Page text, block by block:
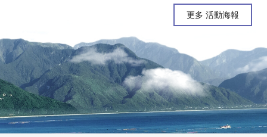
學。輕輕鬆鬆走進部落，用全新的視角認識台灣
吧！各種療癒的、新奇的、好玩的體驗隨你挑
選，在部落的陪伴下解鎖各種技能新知。來東 ...
更多
更多 活動海報